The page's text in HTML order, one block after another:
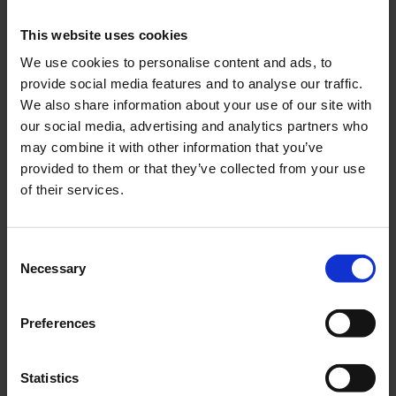
This website uses cookies
We use cookies to personalise content and ads, to
provide social media features and to analyse our traffic.
We also share information about your use of our site with
our social media, advertising and analytics partners who
may combine it with other information that you’ve
provided to them or that they’ve collected from your use
of their services.
Necessary
Preferences
Statistics
Lagersats Honda MT/MB
SKF
11-135
495KR
KÖP
Skruvsats Honda MT/MB
HOM012-25-16-105
KÖP